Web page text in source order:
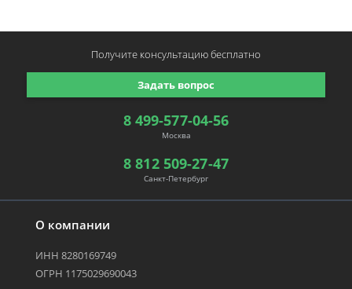
О компании
ИНН 8280169749
ОГРН 1175029690043
8 499-577-04-56
Москва
8 812 509-27-47
Санкт-Петербург
Задать вопрос
Получите консультациюбесплатно